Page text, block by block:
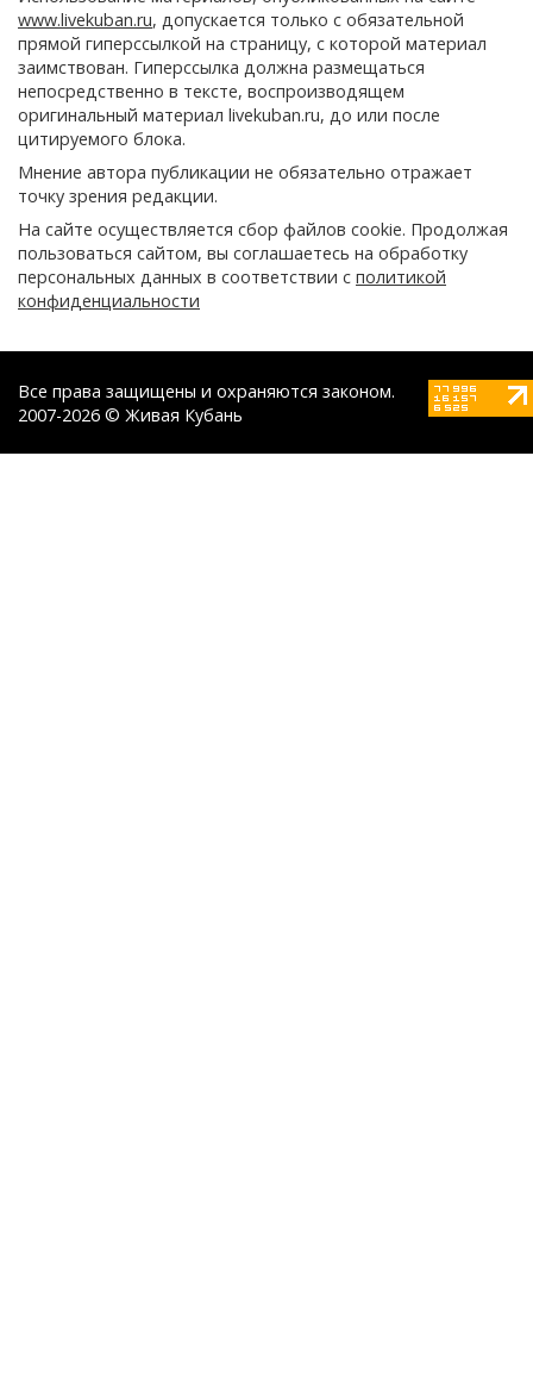
www.livekuban.ru, допускается только с обязательной
прямой гиперссылкой на страницу, с которой материал
заимствован. Гиперссылка должна размещаться
непосредственно в тексте, воспроизводящем
оригинальный материал livekuban.ru, до или после
цитируемого блока.
Мнение автора публикации не обязательно отражает
точку зрения редакции.
На сайте осуществляется сбор файлов cookie. Продолжая
пользоваться сайтом, вы соглашаетесь на обработку
персональных данных в соответствии с политикой
конфиденциальности
Все права защищены и охраняются законом.
2007-2026 © Живая Кубань